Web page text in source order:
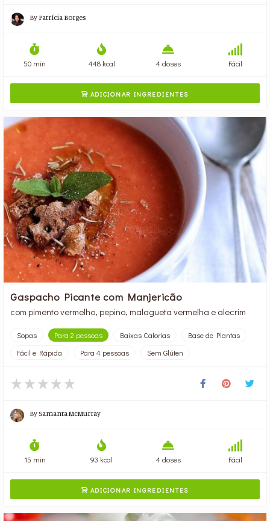
ByPatrícia Borges
50 min 448 kcal 4 doses Fácil
ADICIONAR INGREDIENTES
Gaspacho Picante com Manjericão
com pimento vermelho, pepino, malagueta vermelha e alecrim
Sopas Para 2 pessoas Baixas Calorias
Base de Plantas
Fácil e Rápida
Para 4 pessoas Sem Glúten
BySamanta McMurray
15 min 93 kcal 4 doses Fácil
ADICIONAR INGREDIENTES